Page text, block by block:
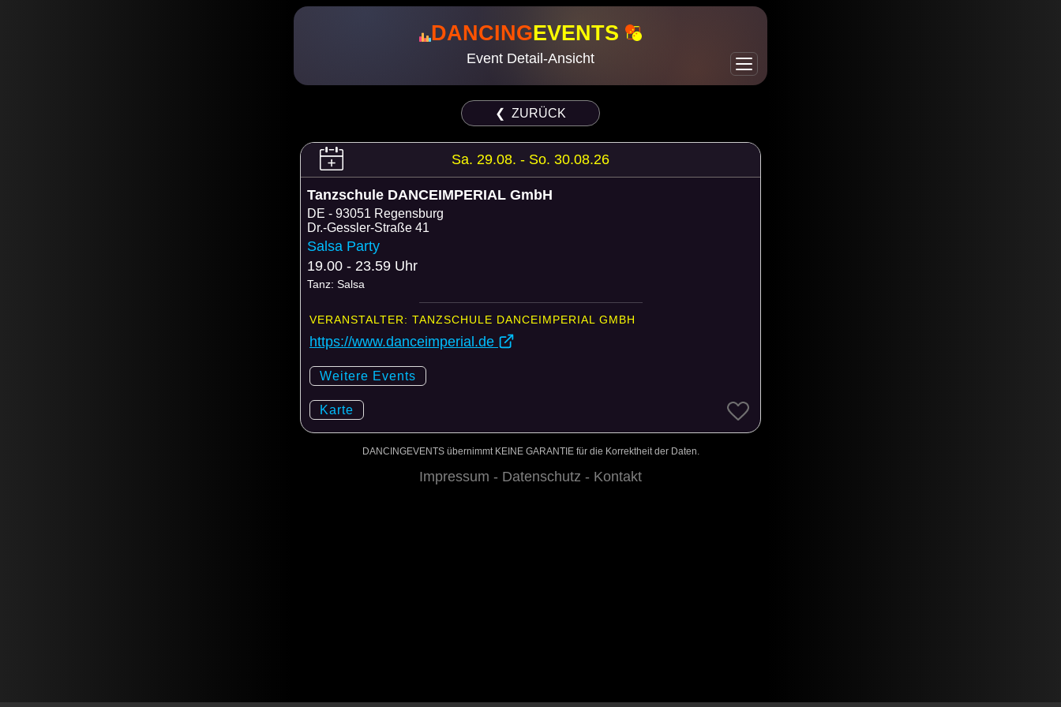
DANCINGEVENTS
Event Detail-Ansicht
❮ ZURÜCK
Sa. 29.08. - So. 30.08.26
Tanzschule DANCEIMPERIAL GmbH
DE
93051 Regensburg
Dr.-Gessler-Straße 41
Salsa Party
19.00 - 23.59 Uhr
Tanz: Salsa
VERANSTALTER: TANZSCHULE DANCEIMPERIAL GMBH
https://www.danceimperial.de
Weitere Events
Karte
DANCINGEVENTS übernimmt KEINE GARANTIE für die Korrektheit der Daten.
Impressum - Datenschutz - Kontakt